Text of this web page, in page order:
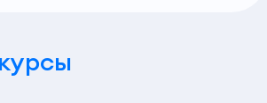
курсы